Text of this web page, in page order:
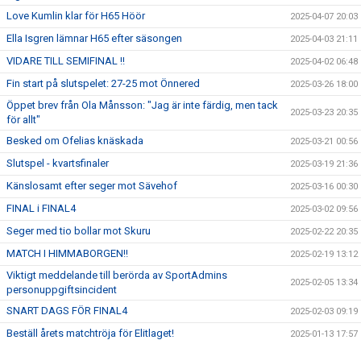
Love Kumlin klar för H65 Höör
2025-04-07 20:03
Ella Isgren lämnar H65 efter säsongen 2025-04-03 21:11
VIDARE TILL SEMIFINAL !! 2025-04-02 06:48
Fin start på slutspelet: 27-25 mot Önnered 2025-03-26 18:00
Öppet brev från Ola Månsson: "Jag är inte färdig, men tack
för allt"
2025-03-23 20:35
Besked om Ofelias knäskada 2025-03-21 00:56
Slutspel - kvartsfinaler 2025-03-19 21:36
Känslosamt efter seger mot Sävehof 2025-03-16 00:30
FINAL i FINAL4 2025-03-02 09:56
Seger med tio bollar mot Skuru 2025-02-22 20:35
MATCH I HIMMABORGEN!! 2025-02-19 13:12
Viktigt meddelande till berörda av SportAdmins
personuppgiftsincident
2025-02-05 13:34
SNART DAGS FÖR FINAL4 2025-02-03 09:19
Beställ årets matchtröja för Elitlaget! 2025-01-13 17:57